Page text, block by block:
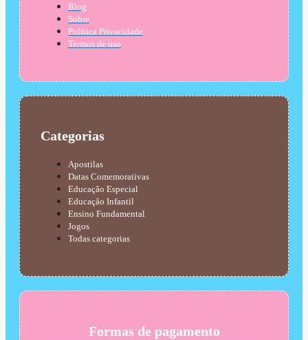
Blog
Sobre
Política Privacidade
Termos de uso
Categorias
Apostilas
Datas Comemorativas
Educação Especial
Educação Infantil
Ensino Fundamental
Jogos
Todas categorias
Formas de pagamento